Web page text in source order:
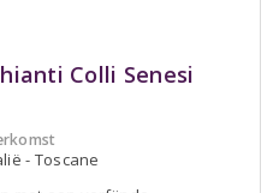
Colli Senesi
- Toscane